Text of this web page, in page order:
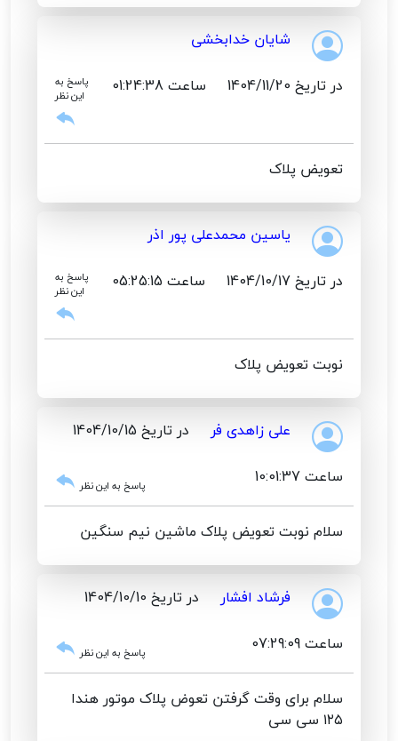
شایان خدابخشی
در تاریخ 1404/11/20
ساعت 01:24:38
پاسخ به
این نظر
تعویض پلاک
یاسین محمدعلی پور اذر
در تاریخ 1404/10/17
ساعت 05:25:15
پاسخ به
این نظر
نوبت تعویض پلاک
علی زاهدی فر
در تاریخ 1404/10/15
ساعت 10:01:37
پاسخ به این نظر
سلام نوبت تعویض پلاک ماشین نیم سنگین
فرشاد افشار
در تاریخ 1404/10/10
ساعت 07:29:09
پاسخ به این نظر
سلام برای وقت گرفتن تعوض پلاک موتور هندا
۱۲۵ سی سی